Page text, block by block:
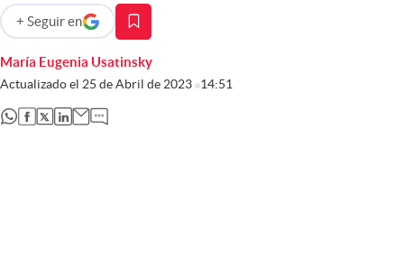
María Eugenia Usatinsky
Actualizado el 25 de Abril de 2023 14:51
+ Seguir en
abre en nueva pestaña
abre en nueva pestaña
abre en nueva pestaña
abre en nueva pestaña
abre en nueva pestaña